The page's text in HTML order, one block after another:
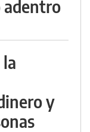
adentro
y